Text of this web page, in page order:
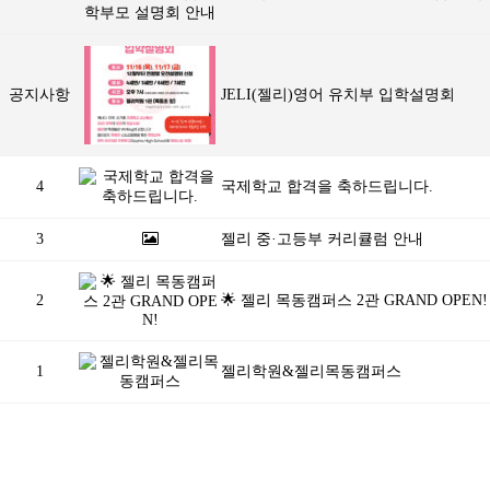
공지사항 JELI(젤리)영어 유치부 입학설명회
4 국제학교 합격을 축하드립니다.
3 젤리 중·고등부 커리큘럼 안내
2 🌟 젤리 목동캠퍼스 2관 GRAND OPEN!
1 젤리학원&젤리목동캠퍼스